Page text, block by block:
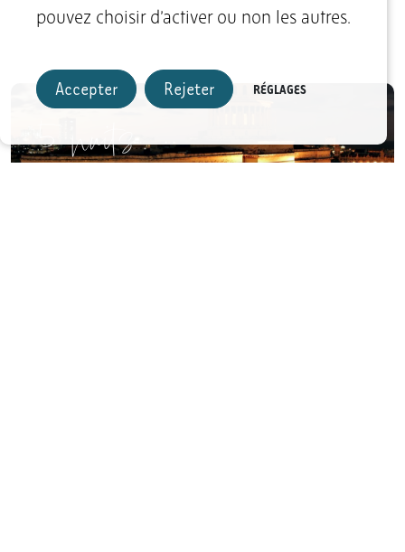
pouvez choisir d’activer ou non les autres.
Accepter Rejeter RÉGLAGES
5 nuits